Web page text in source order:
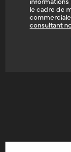
le cadre de
consultant